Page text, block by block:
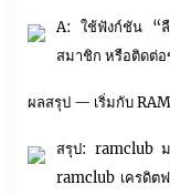
A: ใช้ฟังก์ชัน “ลื
สมาชิก หรือติดต่อ
ผลสรุป — เริ่มกับ
สรุป: ramclub ม
ramclub เครดิต